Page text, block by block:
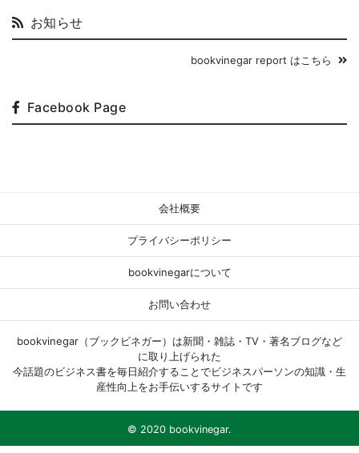
お知らせ
bookvinegar report はこちら
Facebook Page
会社概要
プライバシーポリシー
bookvinegarについて
お問い合わせ
bookvinegar（ブックビネガー）は新聞・雑誌・TV・著名ブログなど
に取り上げられた
今話題のビジネス書を毎日紹介することでビジネスパーソンの知識・生
産性向上をお手伝いするサイトです
© 2020 bookvinegar.